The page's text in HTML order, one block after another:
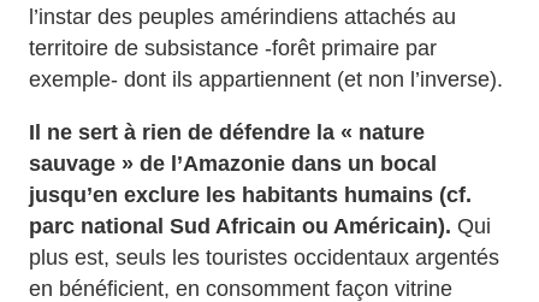
l’instar des peuples amérindiens attachés au
territoire de subsistance -forêt primaire par
exemple- dont ils appartiennent (et non l’inverse).
Il ne sert à rien de défendre la « nature
sauvage » de l’Amazonie dans un bocal
jusqu’en exclure les habitants humains (cf.
parc national Sud Africain ou Américain). Qui
plus est, seuls les touristes occidentaux argentés
en bénéficient, en consomment façon vitrine